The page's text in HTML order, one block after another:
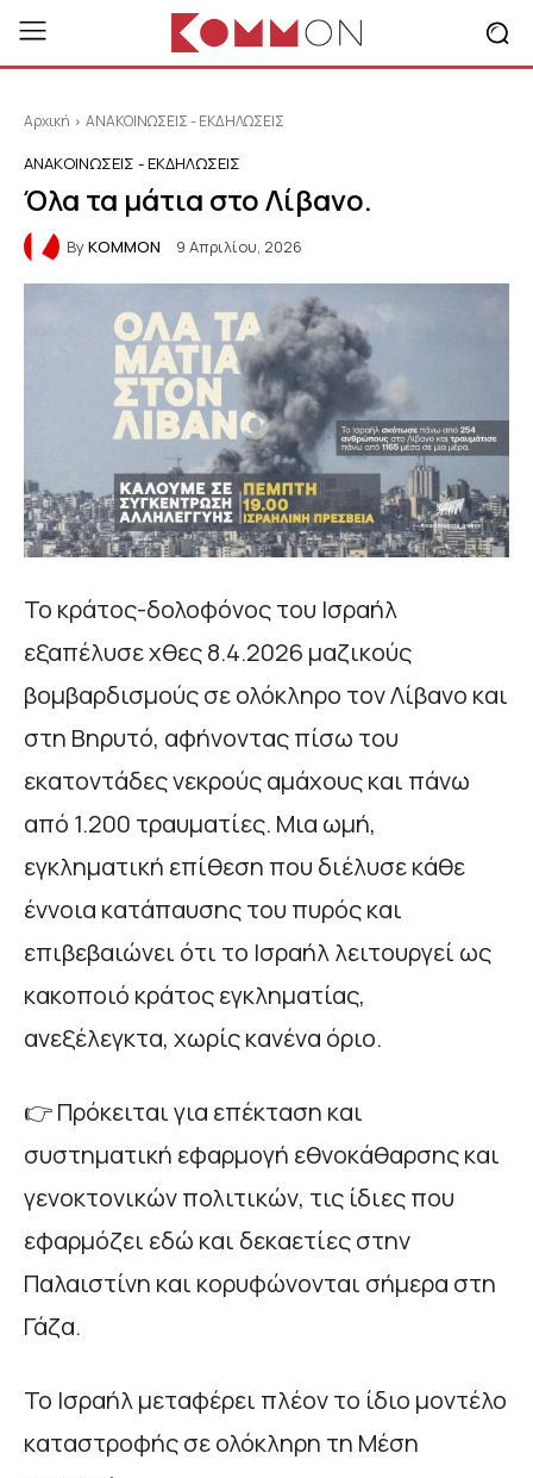
Αρχική ΑΝΑΚΟΙΝΩΣΕΙΣ - ΕΚΔΗΛΩΣΕΙΣ
ΑΝΑΚΟΙΝΩΣΕΙΣ - ΕΚΔΗΛΩΣΕΙΣ
Όλα τα μάτια στο Λίβανο.
ByKOMMON 9 Απριλίου, 2026
Το κράτος-δολοφόνος του Ισραήλ
εξαπέλυσε χθες 8.4.2026 μαζικούς
βομβαρδισμούς σε ολόκληρο τον Λίβανο και
στη Βηρυτό, αφήνοντας πίσω του
εκατοντάδες νεκρούς αμάχους και πάνω
από 1.200 τραυματίες. Μια ωμή,
εγκληματική επίθεση που διέλυσε κάθε
έννοια κατάπαυσης του πυρός και
επιβεβαιώνει ότι το Ισραήλ λειτουργεί ως
κακοποιό κράτος εγκληματίας,
ανεξέλεγκτα, χωρίς κανένα όριο.
👉 Πρόκειται για επέκταση και
συστηματική εφαρμογή εθνοκάθαρσης και
γενοκτονικών πολιτικών, τις ίδιες που
εφαρμόζει εδώ και δεκαετίες στην
Παλαιστίνη και κορυφώνονται σήμερα στη
Γάζα.
Το Ισραήλ μεταφέρει πλέον το ίδιο μοντέλο
καταστροφής σε ολόκληρη τη Μέση